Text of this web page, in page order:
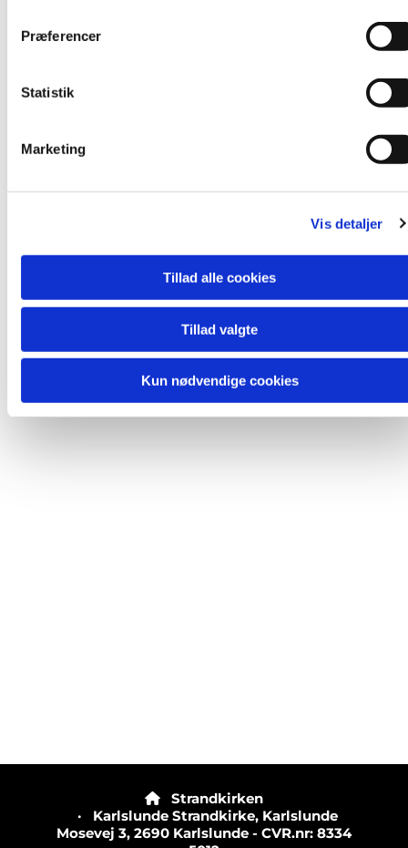
Præferencer
Statistik
Marketing
Vis detaljer
Tillad alle cookies
Tillad valgte
Kun nødvendige cookies
Du vil måske også kunne lide...

Strandkirken
· Karlslunde Strandkirke, Karlslunde
Mosevej 3, 2690 Karlslunde - CVR.nr: 8334